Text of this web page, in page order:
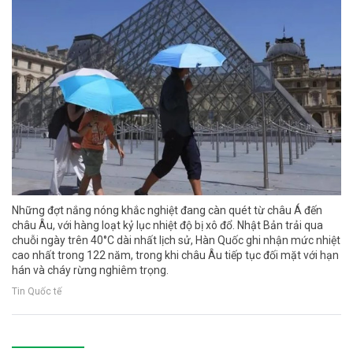
Những đợt nắng nóng khắc nghiệt đang càn quét từ châu Á đến
châu Âu, với hàng loạt kỷ lục nhiệt độ bị xô đổ. Nhật Bản trải qua
chuỗi ngày trên 40°C dài nhất lịch sử, Hàn Quốc ghi nhận mức nhiệt
cao nhất trong 122 năm, trong khi châu Âu tiếp tục đối mặt với hạn
hán và cháy rừng nghiêm trọng.
Tin Quốc tế